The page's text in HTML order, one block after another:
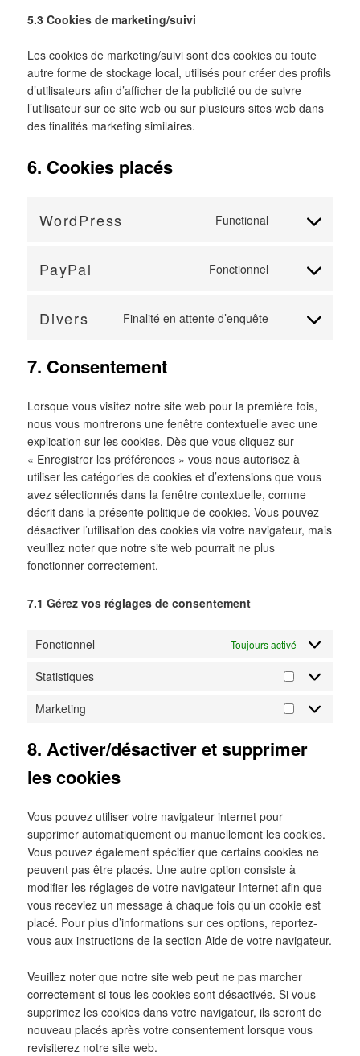
5.3 Cookies de marketing/suivi
Les cookies de marketing/suivi sont des cookies ou toute
autre forme de stockage local, utilisés pour créer des profils
d’utilisateurs afin d’afficher de la publicité ou de suivre
l’utilisateur sur ce site web ou sur plusieurs sites web dans
des finalités marketing similaires.
6. Cookies placés
WordPress Functional
Consent
service
PayPal Fonctionnel
Consent
service
Divers Finalité en attente d’enquête
Consent
7. Consentement
Lorsque vous visitez notre site web pour la première fois,
nous vous montrerons une fenêtre contextuelle avec une
explication sur les cookies. Dès que vous cliquez sur
« Enregistrer les préférences » vous nous autorisez à
utiliser les catégories de cookies et d’extensions que vous
avez sélectionnés dans la fenêtre contextuelle, comme
décrit dans la présente politique de cookies. Vous pouvez
désactiver l’utilisation des cookies via votre navigateur, mais
veuillez noter que notre site web pourrait ne plus
fonctionner correctement.
7.1 Gérez vos réglages de consentement
Fonctionnel Toujours activé
Statistiques
Statistiques
Marketing
Marketing
8. Activer/désactiver et supprimer
les cookies
Vous pouvez utiliser votre navigateur internet pour
supprimer automatiquement ou manuellement les cookies.
Vous pouvez également spécifier que certains cookies ne
peuvent pas être placés. Une autre option consiste à
modifier les réglages de votre navigateur Internet afin que
vous receviez un message à chaque fois qu’un cookie est
placé. Pour plus d’informations sur ces options, reportez-
vous aux instructions de la section Aide de votre navigateur.
Veuillez noter que notre site web peut ne pas marcher
correctement si tous les cookies sont désactivés. Si vous
supprimez les cookies dans votre navigateur, ils seront de
nouveau placés après votre consentement lorsque vous
revisiterez notre site web.